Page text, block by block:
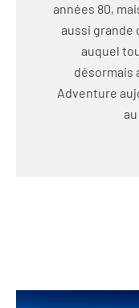
années 80,
aussi grande
auquel
désormais
Adventure